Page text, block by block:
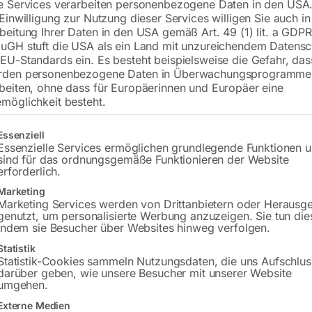
mm, Länge 125mm
ca. 2 - 3 Tage
250N/mm²
inkl. MwSt.
zzgl.Versandkosten
Services verarbeiten personenbezogene Daten in den
zur Nutzung dieser Services willigen Sie auch
Ihrer Daten in den USA gemäß Art. 49 (1) lit. a
stuft die USA als ein Land mit unzureichendem
Standards ein. Es besteht beispielsweise die Gefahr,
personenbezogene Daten in
ohne dass für Europäerinnen und Europäer eine
besteht.
eine Liste der Service-Gruppen, für die eine Einwilligung erteilt
Services ermöglichen grundlegende Funktionen
für das ordnungsgemäße Funktionieren der Website
Services werden von Drittanbietern oder
um personalisierte Werbung anzuzeigen. Sie tun
sie Besucher über Websites hinweg verfolgen.
Cookies sammeln Nutzungsdaten, die uns
geben, wie unsere Besucher mit unserer Website
Medien